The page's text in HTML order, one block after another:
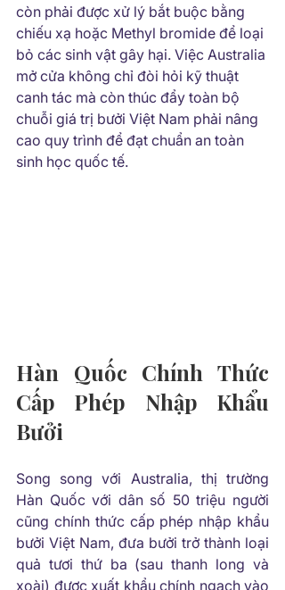
còn phải được xử lý bắt buộc bằng
chiếu xạ hoặc Methyl bromide để loại
bỏ các sinh vật gây hại. Việc Australia
mở cửa không chỉ đòi hỏi kỹ thuật
canh tác mà còn thúc đẩy toàn bộ
chuỗi giá trị bưởi Việt Nam phải nâng
cao quy trình để đạt chuẩn an toàn
sinh học quốc tế.
Hàn Quốc Chính Thức
Cấp Phép Nhập Khẩu
Bưởi
Song song với Australia, thị trường
Hàn Quốc với dân số 50 triệu người
cũng chính thức cấp phép nhập khẩu
bưởi Việt Nam, đưa bưởi trở thành loại
quả tươi thứ ba (sau thanh long và
xoài) được xuất khẩu chính ngạch vào